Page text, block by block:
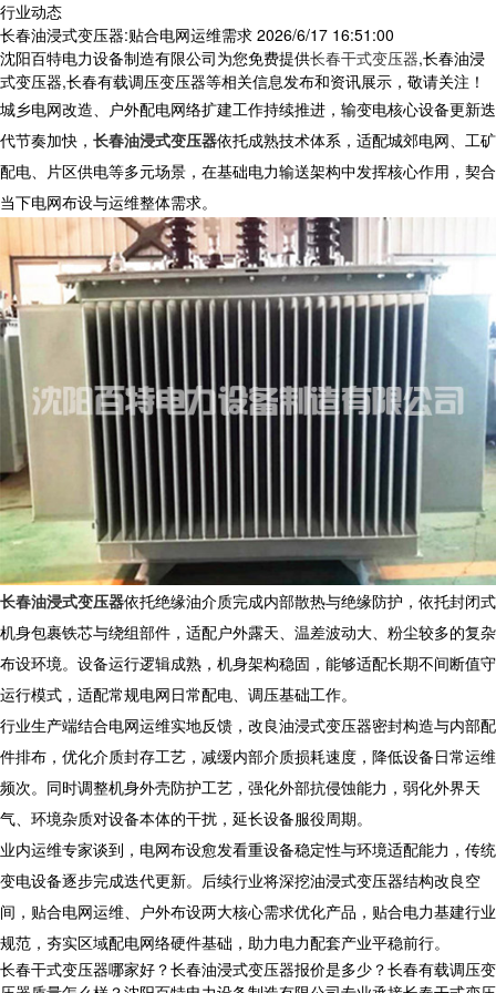
行业动态
长春油浸式变压器:贴合电网运维需求 2026/6/17 16:51:00
沈阳百特电力设备制造有限公司为您免费提供长春干式变压器,长春油浸
式变压器,长春有载调压变压器等相关信息发布和资讯展示，敬请关注！
城乡电网改造、户外配电网络扩建工作持续推进，输变电核心设备更新迭
代节奏加快， 长春油浸式变压器依托成熟技术体系，适配城郊电网、工矿
配电、片区供电等多元场景，在基础电力输送架构中发挥核心作用，契合
当下电网布设与运维整体需求。
长春油浸式变压器依托绝缘油介质完成内部散热与绝缘防护，依托封闭式
机身包裹铁芯与绕组部件，适配户外露天、温差波动大、粉尘较多的复杂
布设环境。设备运行逻辑成熟，机身架构稳固，能够适配长期不间断值守
运行模式，适配常规电网日常配电、调压基础工作。
行业生产端结合电网运维实地反馈，改良油浸式变压器密封构造与内部配
件排布，优化介质封存工艺，减缓内部介质损耗速度，降低设备日常运维
频次。同时调整机身外壳防护工艺，强化外部抗侵蚀能力，弱化外界天
气、环境杂质对设备本体的干扰，延长设备服役周期。
业内运维专家谈到，电网布设愈发看重设备稳定性与环境适配能力，传统
变电设备逐步完成迭代更新。后续行业将深挖油浸式变压器结构改良空
间，贴合电网运维、户外布设两大核心需求优化产品，贴合电力基建行业
规范，夯实区域配电网络硬件基础，助力电力配套产业平稳前行。
长春干式变压器哪家好？长春油浸式变压器报价是多少？长春有载调压变